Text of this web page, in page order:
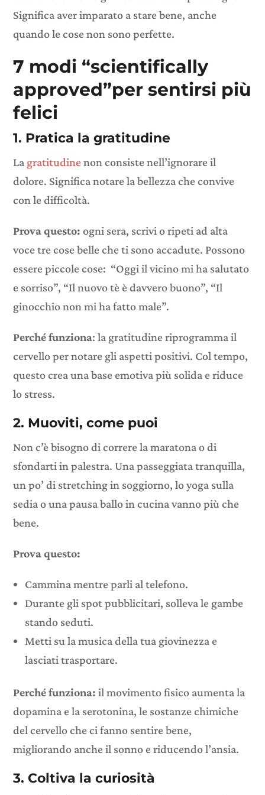
Significa aver imparato a stare bene, anche
quando le cose non sono perfette.
7 modi “scientifically
approved”per sentirsi più
felici
1. Pratica la gratitudine
La gratitudinenon consiste nell’ignorare il
dolore. Significa notare la bellezza che convive
con le difficoltà.
Prova questo: ogni sera, scrivi o ripeti ad alta
voce tre cose belle che ti sono accadute. Possono
essere piccole cose: “Oggi il vicino mi ha salutato
e sorriso”, “Il nuovo tè è davvero buono”, “Il
ginocchio non mi ha fatto male”.
Perché funziona: la gratitudine riprogramma il
cervello per notare gli aspetti positivi. Col tempo,
questo crea una base emotiva più solida e riduce
lo stress.
2. Muoviti, come puoi
Non c’è bisogno di correre la maratona o di
sfondarti in palestra. Una passeggiata tranquilla,
un po’ di stretching in soggiorno, lo yoga sulla
sedia o una pausa ballo in cucina vanno più che
bene.
Prova questo:
Cammina mentre parli al telefono.
Durante gli spot pubblicitari, solleva le gambe
stando seduti.
Metti su la musica della tua giovinezza e
lasciati trasportare.
Perché funziona:il movimento fisico aumenta la
dopamina e la serotonina, le sostanze chimiche
del cervello che ci fanno sentire bene,
migliorando anche il sonno e riducendo l’ansia.
3. Coltiva la curiosità